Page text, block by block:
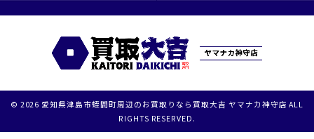
© 2026 愛知県津島市蛭間町周辺のお買取りなら買取大吉 ヤマナカ神守店 ALL
RIGHTS RESERVED.